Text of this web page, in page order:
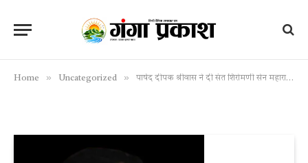
Home » Uncategorized » पार्षद दीपक श्रीवास ने दी संत शिरोमणी सेन महाराज की 724 जयंती पर बधाई